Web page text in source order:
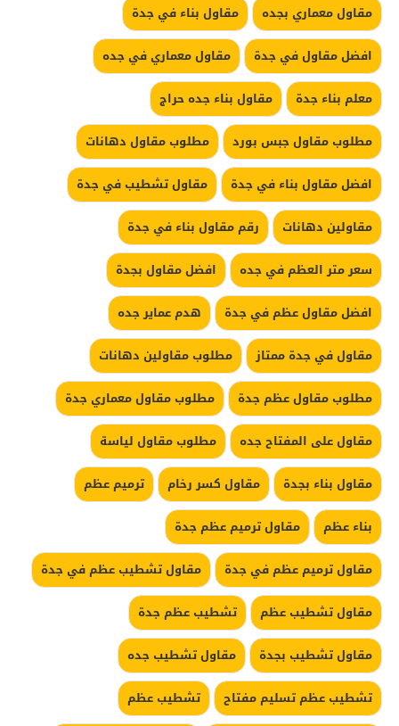
مقاول معماري بجده
مقاول بناء في جدة
افضل مقاول في جدة
مقاول معماري في جده
معلم بناء جدة
مقاول بناء جده حراج
مطلوب مقاول جبس بورد
مطلوب مقاول دهانات
افضل مقاول بناء في جدة
مقاول تشطيب في جدة
مقاولين دهانات
رقم مقاول بناء في جدة
سعر متر العظم في جده
افضل مقاول بجدة
افضل مقاول عظم في جدة
هدم عماير جده
مقاول في جدة ممتاز
مطلوب مقاولين دهانات
مطلوب مقاول عظم جدة
مطلوب مقاول معماري جدة
مقاول على المفتاح جده
مطلوب مقاول لياسة
مقاول بناء بجدة
مقاول كسر رخام
ترميم عظم
بناء عظم
مقاول ترميم عظم جدة
مقاول ترميم عظم في جدة
مقاول تشطيب عظم في جدة
مقاول تشطيب عظم
تشطيب عظم جدة
مقاول تشطيب بجدة
مقاول تشطيب جده
تشطيب عظم تسليم مفتاح
تشطيب عظم